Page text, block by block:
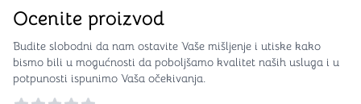
Ocenite proizvod
Budite slobodni da nam ostavite Vaše mišljenje i utiske kako
bismo bili u mogućnosti da poboljšamo kvalitet naših usluga i u
potpunosti ispunimo Vaša očekivanja.
Reviews